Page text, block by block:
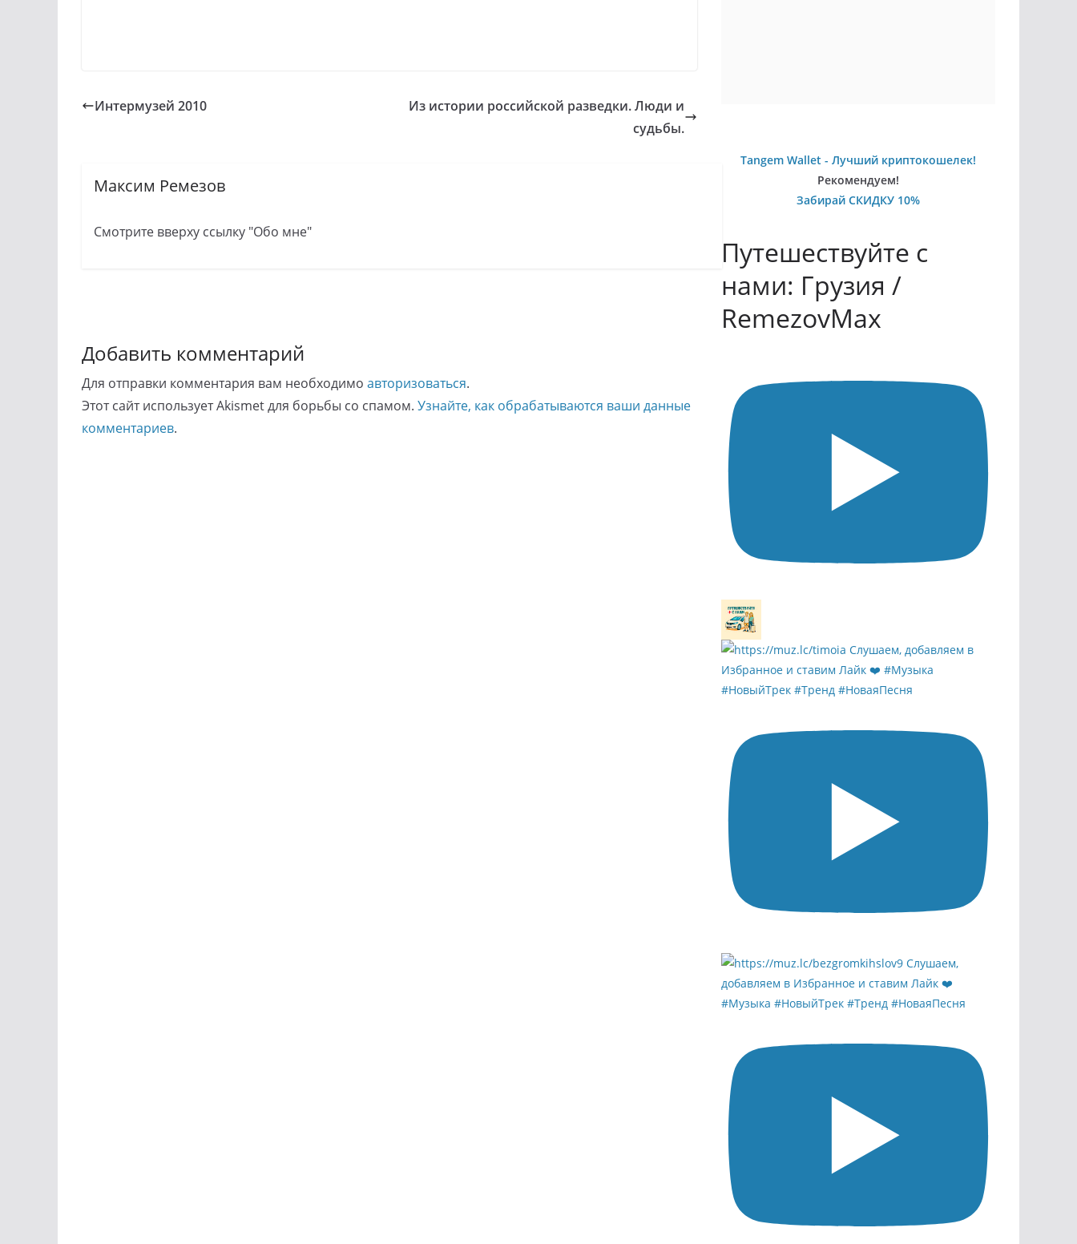
Интермузей 2010
Из истории российской разведки. Люди и
судьбы.
Максим Ремезов
Смотрите вверху ссылку "Обо мне"
Добавить комментарий
Для отправки комментария вам необходимо авторизоваться.
Этот сайт использует Akismet для борьбы со спамом. Узнайте, как обрабатываются ваши данные
комментариев.
Tangem Wallet - Лучший криптокошелек!
Рекомендуем!
Забирай СКИДКУ 10%
Путешествуйте с
нами: Грузия /
RemezovMax